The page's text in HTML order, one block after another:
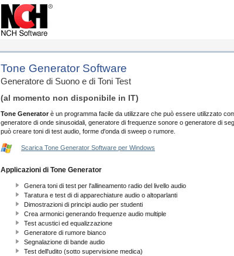
Tone Generator Software
Generatore di Suono e di Toni Test
(al momento non disponibile in IT)
Tone Generatorè un programma facile da utilizzare che può essere utilizzato
generatore di onde sinusoidali, generatore di frequenze sonore o generatore di
può creare toni di test audio, forme d'onda di sweep o rumore.
Scarica Tone Generator Software per Windows
Applicazioni di Tone Generator
Genera toni di test per l'allineamento radio del livello audio
Taratura e test di di apparechiature audio o altoparlanti
Dimostrazioni di principi audio per studenti
Crea armonici generando frequenze audio multiple
Test acustici ed equalizzazione
Generatore di rumore bianco
Segnalazione di bande audio
Test dell'udito (sotto supervisione medica)